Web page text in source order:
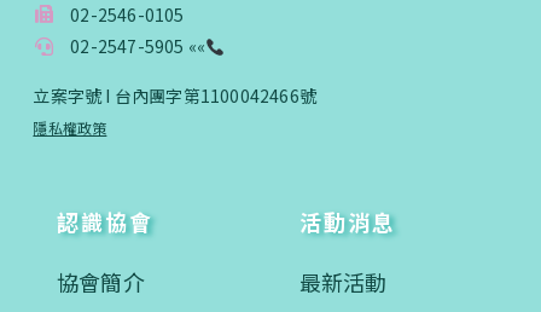
02-2546-0105
02-2547-5905 ««
立案字號 I 台內團字第1100042466號
隱私權政策
認識協會
協會簡介
活動消息
最新活動